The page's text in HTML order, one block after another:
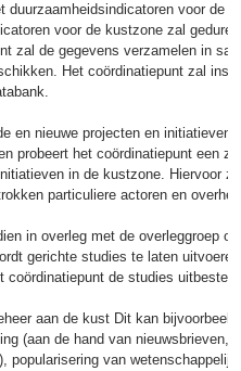
duurzaamheidsindicatoren voor de
voor de kustzone zal
zal de gegevens verzamelen in
Het coördinatiepunt zal
en nieuwe projecten en initiatieven
probeert het coördinatiepunt een
in de kustzone. Hiervoor
particuliere actoren en
in overleg met de overleggroep of
gerichte studies te laten
coördinatiepunt de studies
aan de kust Dit kan
(aan de hand van nieuwsbrieven,
popularisering van